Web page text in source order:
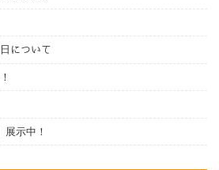
について
展示中！